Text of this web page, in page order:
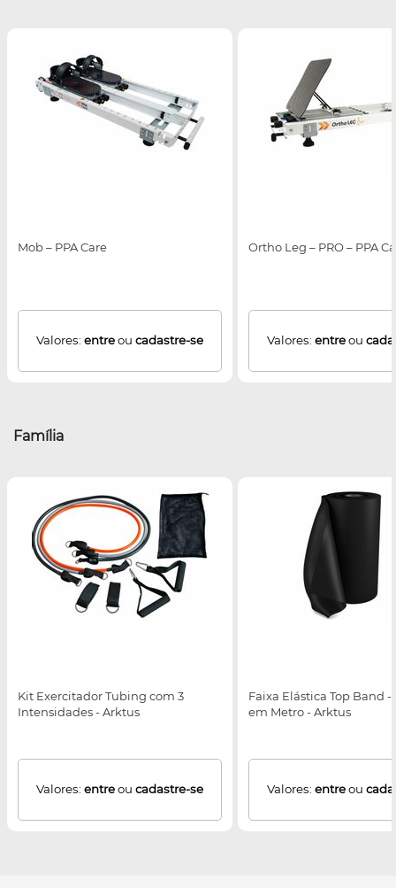
Mob – PPA Care
Valores: entreou cadastre-se
Ortho Leg – PRO – PPA
Valores: entreou
Família
Kit Exercitador Tubing com 3
Intensidades - Arktus
Valores: entreou cadastre-se
Faixa Elástica Top Band
em Metro - Arktus
Valores: entreou